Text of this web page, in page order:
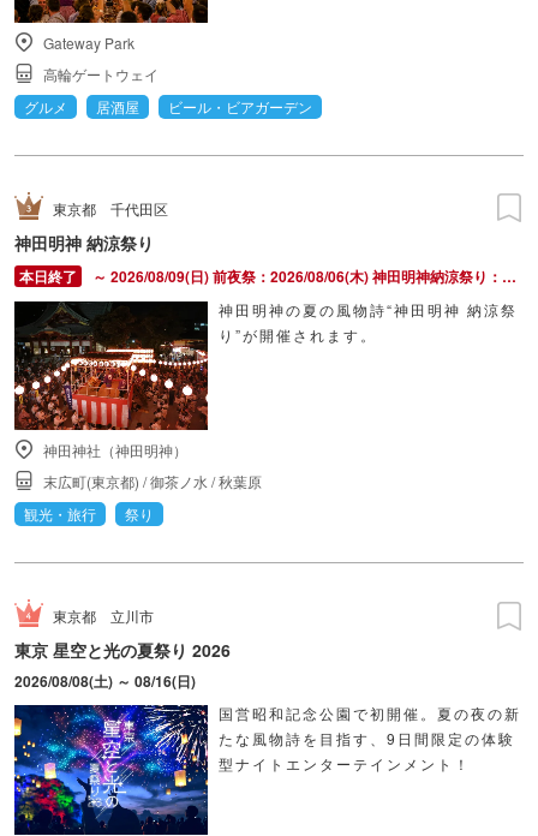
Gateway Park
高輪ゲートウェイ
グルメ
居酒屋 ビール・ビアガーデン
東京都 千代田区
神田明神 納涼祭り
～ 2026/08/09(日) 前夜祭：2026/08/06(木) 神田明神納涼祭り：2026/08/07(金) ～ 2026/08/09(日)
神田明神の夏の風物詩“神田明神 納涼祭
り”が開催されます。
神田神社（神田明神）
末広町(東京都) /御茶ノ水 /秋葉原
観光・旅行
祭り
東京都 立川市
東京 星空と光の夏祭り 2026
2026/08/08(土) ～ 08/16(日)
国営昭和記念公園で初開催。夏の夜の新
たな風物詩を目指す、9日間限定の体験
型ナイトエンターテインメント！